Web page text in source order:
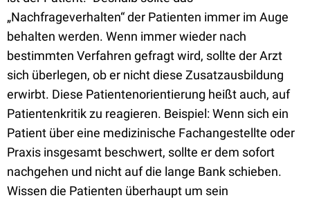
„Nachfrageverhalten“ der Patienten immer im Auge
behalten werden. Wenn immer wieder nach
bestimmten Verfahren gefragt wird, sollte der Arzt
sich überlegen, ob er nicht diese Zusatzausbildung
erwirbt. Diese Patientenorientierung heißt auch, auf
Patientenkritik zu reagieren. Beispiel: Wenn sich ein
Patient über eine medizinische Fachangestellte oder
Praxis insgesamt beschwert, sollte er dem sofort
nachgehen und nicht auf die lange Bank schieben.
Wissen die Patienten überhaupt um sein